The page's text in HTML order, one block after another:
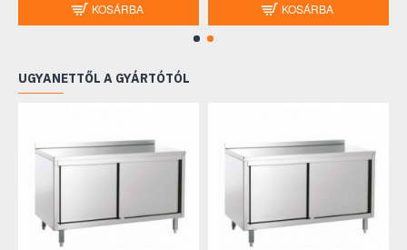
KOSÁRBA KOSÁRBA
UGYANETTŐL A GYÁRTÓTÓL